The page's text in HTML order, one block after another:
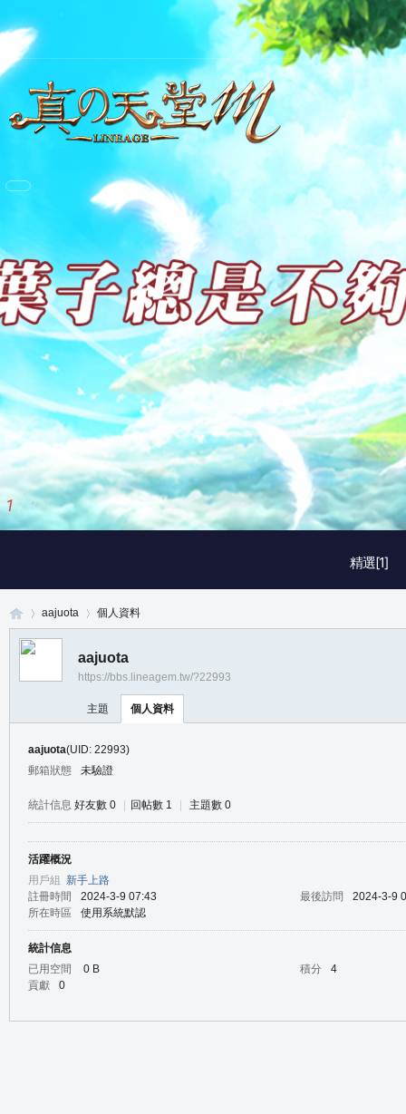
精選[1]
1 / 3
aajuota 個人資料
aajuota
https://bbs.lineagem.tw/?22993
主題 個人資料
aajuota(UID: 22993)
郵箱狀態
未驗證
統計信息 好友數 0 回帖數 1 主題數 0
活躍概況
用戶組 新手上路
註冊時間
2024-3-9 07:43 最後訪問
2024-3-9
所在時區
使用系統默認
統計信息
已用空間
0 B 積分
4
貢獻
0